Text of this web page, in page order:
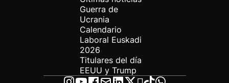
Guerra de
Ucrania
Calendario
Laboral Euskadi
2026
Titulares del día
EEUU y Trump